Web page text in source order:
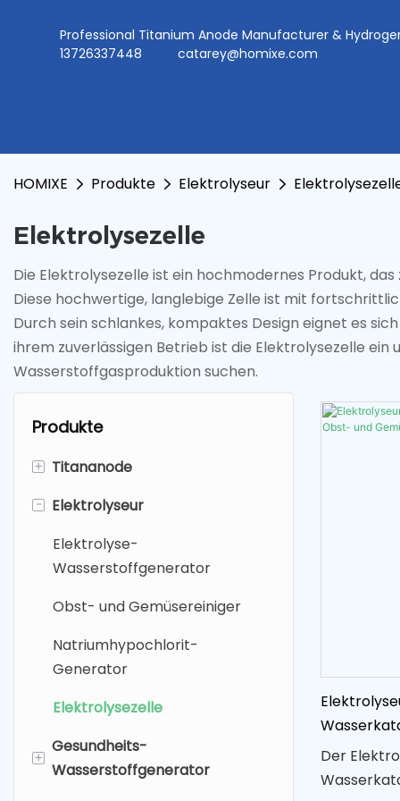
Professional Titanium Anode Manufacturer &
13726337448
catarey@homixe.com
HOMIXE Produkte Elektrolyseur
Elektrolysezelle
Die Elektrolysezelle ist ein hochmodernes Produkt,
Diese hochwertige, langlebige Zelle ist mit
Durch sein schlankes, kompaktes Design eignet es
ihrem zuverlässigen Betrieb ist die Elektrolysezelle
Wasserstoffgasproduktion suchen.
Produkte
+ Titananode
Platinbeschichtete
Ruthenium-Iridium-Titan-
-
Elektrolyseur
Elektrolyse-
Wasserstoffgenerator
Obst- und Gemüsereiniger
Natriumhypochlorit-
Generator
Elektrolysezelle
+ Gesundheits-
Wasserstoffgenerator
und
Der